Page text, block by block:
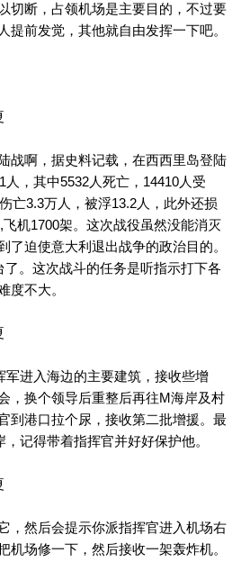
断，占领机场是主要目的，不过要
提前发觉，其他就自由发挥一下吧。
啊，据史料记载，在西西里岛登陆
，其中5532人死亡，14410人受
亡3.3万人，被浮13.2人，此外还损
机1700架。这次战役虽然没能消灭
了迫使意大利退出战争的政治目的。
。这次战斗的任务是听指示打下各
度不大。
进入海边的主要建筑，接收些增
，换个领导后重整后再往M海岸及村
到港口拉个尿，接收第二批增援。最
记得带着指挥官并好好保护他。
然后会提示你派指挥官进入机场右
机场修一下，然后接收一架轰炸机。